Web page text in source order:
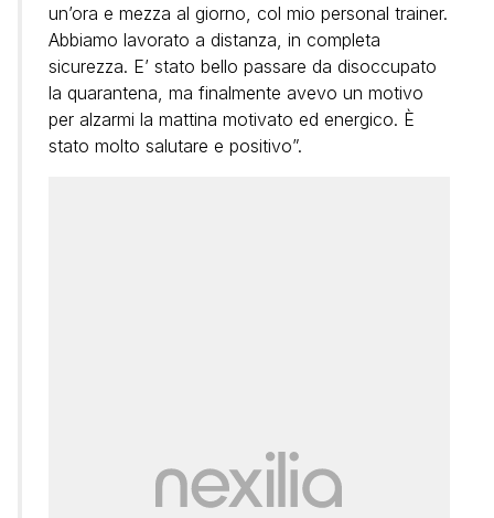
un’ora e mezza al giorno, col mio personal trainer.
Abbiamo lavorato a distanza, in completa
sicurezza. E’ stato bello passare da disoccupato
la quarantena, ma finalmente avevo un motivo
per alzarmi la mattina motivato ed energico. È
stato molto salutare e positivo”.